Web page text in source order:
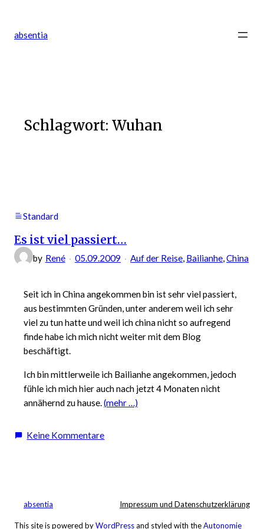
springen
absentia
Schlagwort: Wuhan
Standard
Es ist viel passiert…
by René 05.09.2009 Auf der Reise, Bailianhe, China
Seit ich in China angekommen bin ist sehr viel passiert,
aus bestimmten Gründen, unter anderem weil ich sehr
viel zu tun hatte und weil ich china nicht so aufregend
finde habe ich mich nicht weiter mit dem Blog
beschäftigt.
Ich bin mittlerweile ich Bailianhe angekommen, jedoch
fühle ich mich hier auch nach jetzt 4 Monaten nicht
annähernd zu hause. (mehr …)
Keine Kommentarezu
absentia Impressum und Datenschutzerklärung
This site is powered byWordPressand styled with theAutonomie